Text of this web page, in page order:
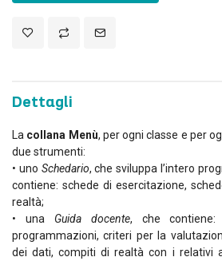
Dettagli
La collana Menù, per ogni classe e per
due strumenti:
• uno Schedario, che sviluppa l’intero
contiene: schede di esercitazione,
realtà;
• una Guida docente, che contiene:
programmazioni, criteri per la
dei dati, compiti di realtà con i relativi